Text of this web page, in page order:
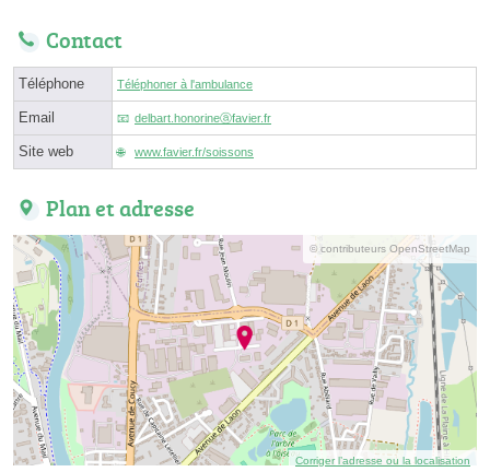
Contact
Téléphone Téléphoner à l'ambulance
Email delbart.honorineⓐfavier.fr
Site web www.favier.fr/soissons
Plan et adresse
© contributeurs OpenStreetMap
Corriger l’adresse ou la localisation